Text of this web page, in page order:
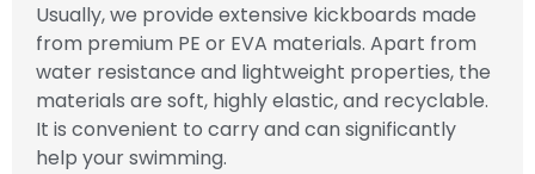
Usually, we provide extensive kickboards made
from premium PE or EVA materials. Apart from
water resistance and lightweight properties, the
materials are soft, highly elastic, and recyclable.
It is convenient to carry and can significantly
help your swimming.